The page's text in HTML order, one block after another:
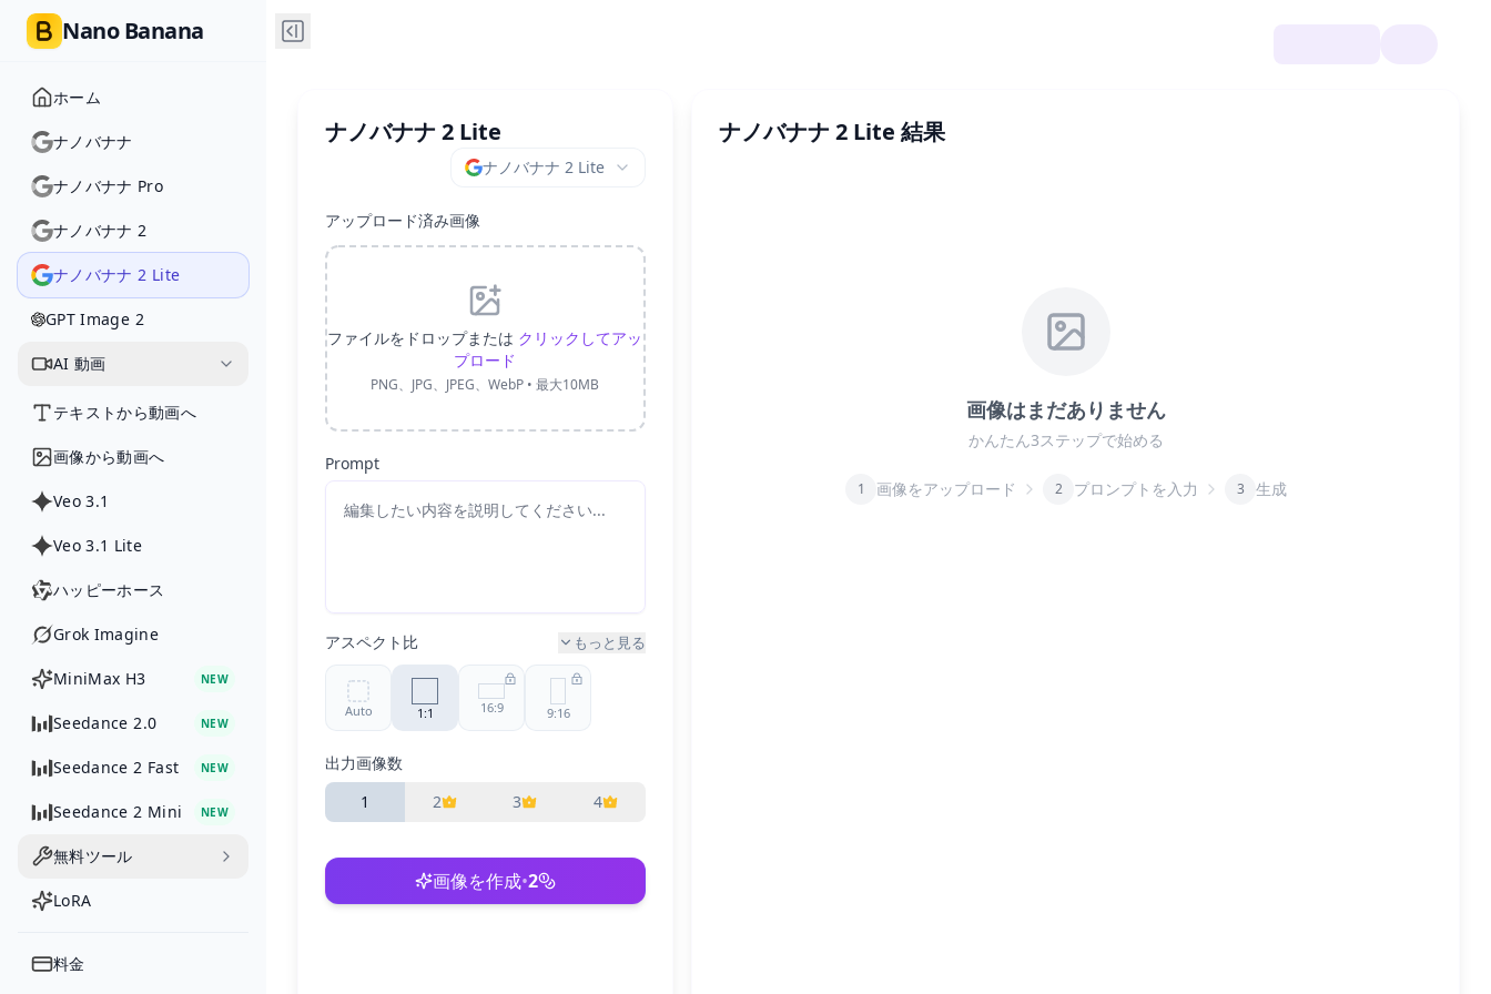
Nano Banana
ホーム
ナノバナナ
ナノバナナ Pro
ナノバナナ 2
ナノバナナ 2 Lite
GPT Image 2
AI 動画
テキストから動画へ
画像から動画へ
Veo 3.1
Veo 3.1 Lite
ハッピーホース
Grok Imagine
MiniMax H3 NEW
Seedance 2.0 NEW
Seedance 2 Fast NEW
Seedance 2 Mini NEW
無料ツール
LoRA
料金
ナノバナナ 2 Lite
ナノバナナ 2 Lite
アップロード済み画像
ファイルをドロップまたは クリックしてアッ
プロード
PNG、JPG、JPEG、WebP • 最大10MB
Prompt
アスペクト比 もっと見る
Auto 1:1 16:9 9:16
3:2
4:1 8:1
出力画像数
1
2 3 4
画像を作成•2
ナノバナナ 2 Lite 結果
画像はまだありません
かんたん3ステップで始める
1 画像をアップロード 2 プロンプトを入力 3 生成